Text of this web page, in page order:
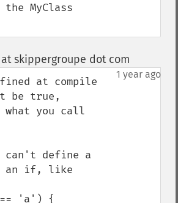
MyClass
skippergroupe dot com
1 year ago
at compile
be true,
what you call
can't define a
an if, like